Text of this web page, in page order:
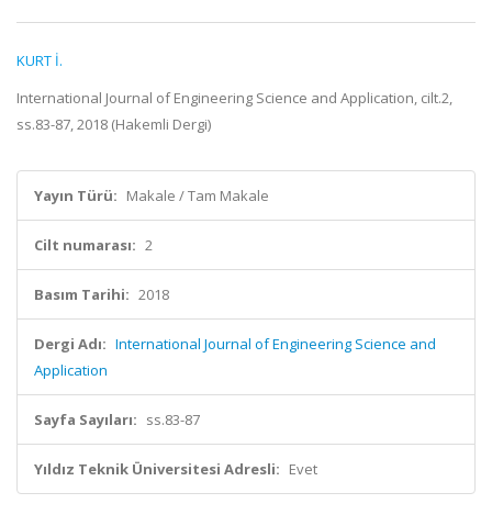
KURT İ.
International Journal of Engineering Science and Application, cilt.2,
ss.83-87, 2018 (Hakemli Dergi)
Yayın Türü: Makale / Tam Makale
Cilt numarası: 2
Basım Tarihi: 2018
Dergi Adı: International Journal of Engineering Science and
Application
Sayfa Sayıları: ss.83-87
Yıldız Teknik Üniversitesi Adresli: Evet